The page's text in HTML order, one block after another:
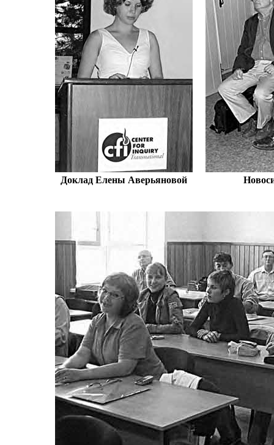
Доклад Елены Аверьяновой